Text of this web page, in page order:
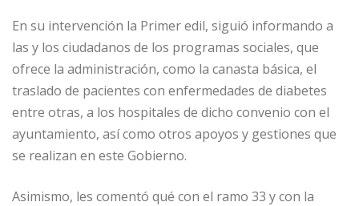
En su intervención la Primer edil, siguió informando a
las y los ciudadanos de los programas sociales, que
ofrece la administración, como la canasta básica, el
traslado de pacientes con enfermedades de diabetes
entre otras, a los hospitales de dicho convenio con el
ayuntamiento, así como otros apoyos y gestiones que
se realizan en este Gobierno.
Asimismo, les comentó qué con el ramo 33 y con la